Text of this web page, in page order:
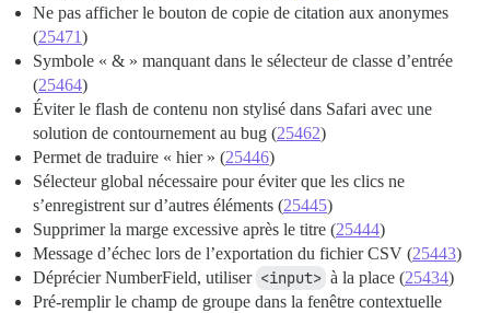
Ne pas afficher le bouton de copie de citation aux anonymes
(25471)
Symbole « & » manquant dans le sélecteur de classe d’entrée
(25464)
Éviter le flash de contenu non stylisé dans Safari avec une
solution de contournement au bug (25462)
Permet de traduire « hier » (25446)
Sélecteur global nécessaire pour éviter que les clics ne
s’enregistrent sur d’autres éléments (25445)
Supprimer la marge excessive après le titre (25444)
Message d’échec lors de l’exportation du fichier CSV (25443)
Déprécier NumberField, utiliser <input> à la place (25434)
Pré-remplir le champ de groupe dans la fenêtre contextuelle